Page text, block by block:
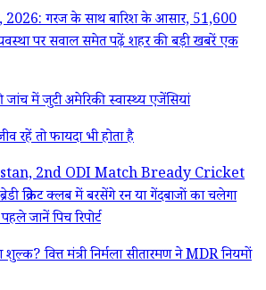
2026: गरज के साथ बारिश के आसार, 51,600
पर सवाल समेत पढ़ें शहर की बड़ी खबरें एक
में जुटी अमेरिकी स्वास्थ्य एजेंसियां
रहें तो फायदा भी होता है
2nd ODI Match Bready Cricket
क्रिकेट क्लब में बरसेंगे रन या गेंदबाजों का चलेगा
जानें पिच रिपोर्ट
वित्त मंत्री निर्मला सीतारमण ने MDR नियमों